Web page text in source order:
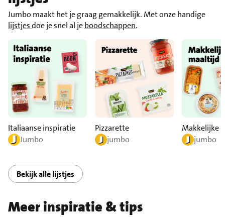
Jumbo maakt het je graag gemakkelijk. Met onze handige
lijstjesdoe je snel al jeboodschappen.
Italiaanse inspiratie
Jumbo
Pizzarette
jumbo
Makkelijke
jumbo
Bekijk alle lijstjes
Meer inspiratie & tips